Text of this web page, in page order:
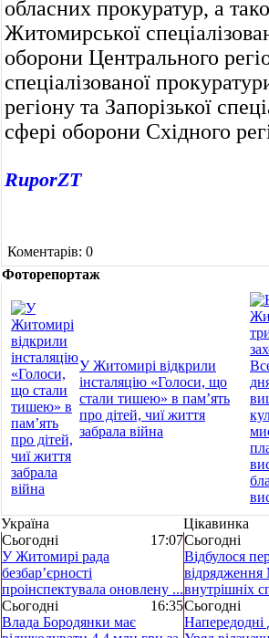
обласних прокуратур, а
Житомирської
оборони Центрального
спеціалізованої
регіону та Запорізької
сфері оборони Східного
RuporZT
Коментарів: 0
Фоторепортаж
У Житомирі відкрили
інсталяцію «Голоси, що
стали тишею» в пам’ять
про дітей, чиї життя
забрала війна
Україна
Цікавинка
Сьогодні
17:07
У Житомирі рада
безбар’єрності
проінспектувала оновлену ...
Сьогодні
16:35
Влада Бородянки має
Сьогодні
Відбулося
відрядження
внутрішніх
Сьогодні
Напередодні